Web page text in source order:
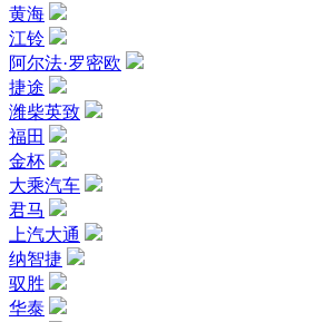
黄海
江铃
阿尔法·罗密欧
捷途
潍柴英致
福田
金杯
大乘汽车
君马
上汽大通
纳智捷
驭胜
华泰